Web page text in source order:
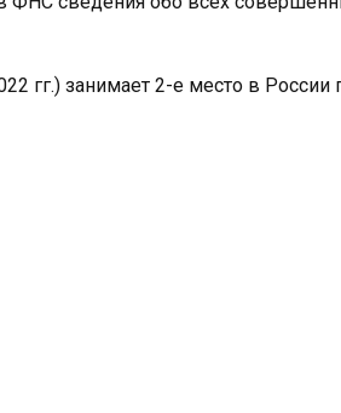
гг.) занимает 2-е место в